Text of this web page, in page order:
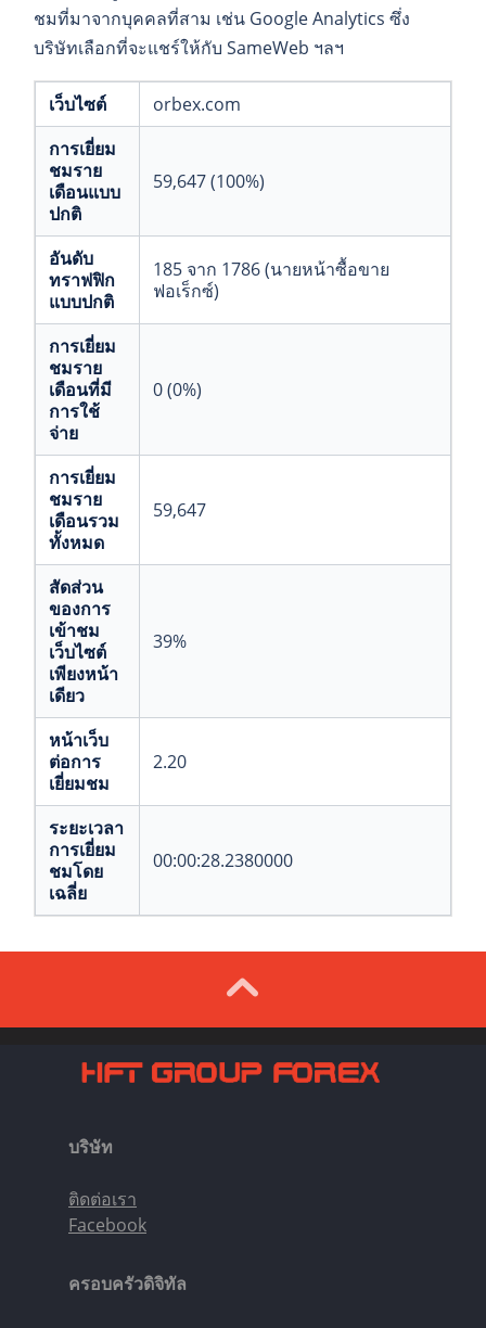
ชมที่มาจากบุคคลที่สาม เช่น Google Analytics ซึ่ง
บริษัทเลือกที่จะแชร์ให้กับ SameWeb ฯลฯ
เว็บไซต์
orbex.com
การเยี่ยม
ชมราย
เดือนแบบ
ปกติ
59,647 (100%)
อันดับ
ทราฟฟิก
แบบปกติ
185 จาก 1786 (นายหน้าซื้อขาย
ฟอเร็กซ์)
การเยี่ยม
ชมราย
เดือนที่มี
การใช้
จ่าย
0 (0%)
การเยี่ยม
ชมราย
เดือนรวม
ทั้งหมด
59,647
สัดส่วน
ของการ
เข้าชม
เว็บไซต์
เพียงหน้า
เดียว
39%
หน้าเว็บ
ต่อการ
เยี่ยมชม
2.20
ระยะเวลา
การเยี่ยม
ชมโดย
เฉลี่ย
00:00:28.2380000
บริษัท
ติดต่อเรา
Facebook
ครอบครัวดิจิทัล